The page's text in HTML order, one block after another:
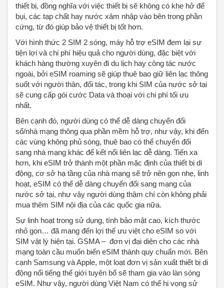
thiết bị, đồng nghĩa với việc thiết bị sẽ không có khe hở để
bụi, các tạp chất hay nước xâm nhập vào bên trong phần
cứng, từ đó giúp bảo vệ thiết bị tốt hơn.
Với hình thức 2 SIM 2 sóng, máy hỗ trợ eSIM đem lại sự
tiện lợi và chi phí hiệu quả cho người dùng, đặc biệt với
khách hàng thường xuyên đi du lịch hay công tác nước
ngoài, bởi eSIM roaming sẽ giúp thuê bao giữ liên lạc thông
suốt với người thân, đối tác, trong khi SIM của nước sở tại
sẽ cung cấp gói cước Data và thoại với chi phí tối ưu
nhất.
Bên cạnh đó, người dùng có thể dễ dàng chuyển đổi
số/nhà mạng thông qua phần mềm hỗ trợ, như vậy, khi đến
các vùng không phủ sóng, thuê bao có thể chuyển đổi
sang nhà mạng khác để kết nối liên lạc dễ dàng. Tiến xa
hơn, khi eSIM trở thành một phần mặc định của thiết bị di
động, cơ sở hạ tầng của nhà mạng sẽ trở nên gọn nhẹ, linh
hoạt, eSIM có thể dễ dàng chuyển đổi sang mạng của
nước sở tại, như vậy người dùng thậm chí còn không phải
mua thêm SIM nội địa của các quốc gia nữa.
Sự linh hoạt trong sử dụng, tính bảo mật cao, kích thước
nhỏ gọn… đã mang đến lợi thế ưu việt cho eSIM so với
SIM vật lý hiện tại. GSMA – đơn vị đại diện cho các nhà
mạng toàn cầu muốn biến eSIM thành quy chuẩn mới. Bên
cạnh Samsung và Apple, một loạt đơn vị sản xuất thiết bị di
động nổi tiếng thế giới tuyên bố sẽ tham gia vào làn sóng
eSIM. Như vậy, người dùng Việt Nam có thể hi vọng sử